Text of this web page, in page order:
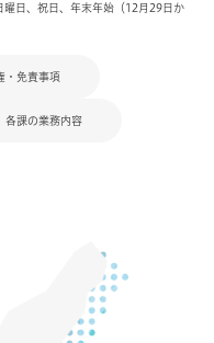
日、祝日、年末年始（12月29日か
・免責事項
各課の業務内容